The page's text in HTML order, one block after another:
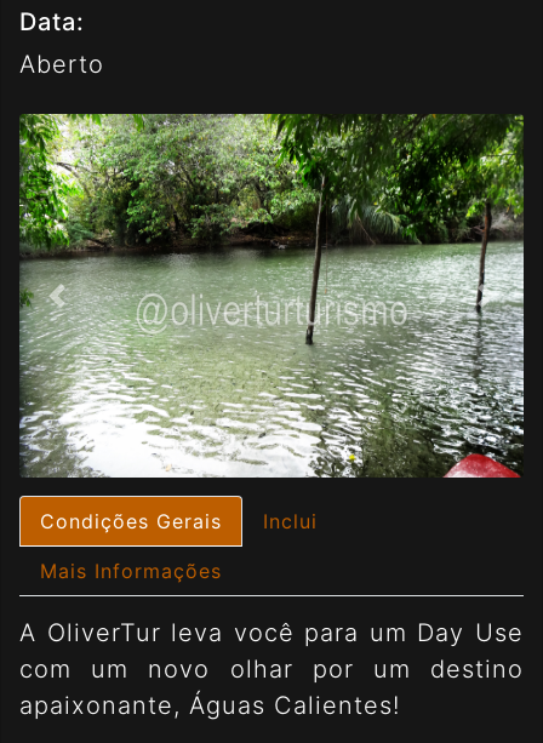
Data:
Aberto
Condições Gerais Inclui
Mais Informações
A OliverTur leva você para um Day Use
com um novo olhar por um destino
apaixonante, Águas Calientes!